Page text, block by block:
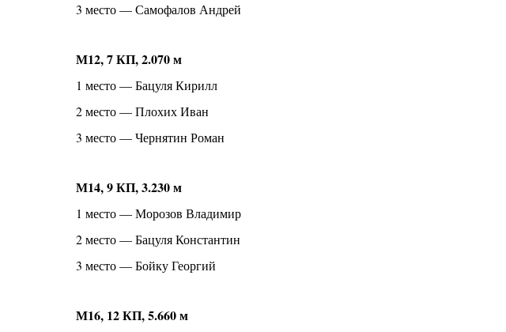
3 место — Самофалов Андрей
М12, 7 КП, 2.070 м
1 место — Бацуля Кирилл
2 место — Плохих Иван
3 место — Чернятин Роман
М14, 9 КП, 3.230 м
1 место — Морозов Владимир
2 место — Бацуля Константин
3 место — Бойку Георгий
М16, 12 КП, 5.660 м